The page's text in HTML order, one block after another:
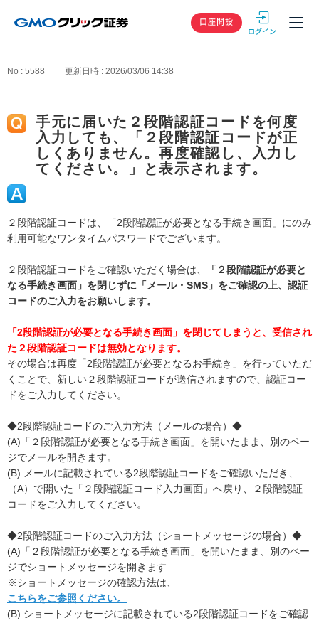
GMOクリック
口座開設
No : 5588 更新日時 : 2026/03/06 14:38
手元に届いた２段階認証コードを何度
入力しても、「２段階認証コードが正
しくありません。再度確認し、入力し
てください。」と表示されます。
２段階認証コードは、「2段階認証が必要となる手続き画面」にのみ
利用可能なワンタイムパスワードでございます。
２段階認証コードをご確認いただく場合は、
「２段階認証が必要と
なる手続き画面」を閉じずに「メール・SMS」をご確認の上、認証
コードのご入力をお願いします。
「2段階認証が必要となる手続き画面」を閉じてしまうと、受信され
た２段階認証コードは無効となります。
その場合は再度「2段階認証が必要となるお手続き」を行っていただ
くことで、新しい２段階認証コードが送信されますので、認証コー
ドをご入力してください。
◆2段階認証コードのご入力方法（メールの場合）◆
(A)「２段階認証が必要となる手続き画面」を開いたまま、別のペー
ジでメールを開きます。
(B) メールに記載されている2段階認証コードをご確認いただき、
（A）で開いた「２段階認証コード入力画面」へ戻り、２段階認証
コードをご入力してください。
◆2段階認証コードのご入力方法（ショートメッセージの場合）◆
(A)「２段階認証が必要となる手続き画面」を開いたまま、別のペー
ジでショートメッセージを開きます
※ショートメッセージの確認方法は、
こちらをご参照ください。
(B) ショートメッセージに記載されている2段階認証コードをご確認